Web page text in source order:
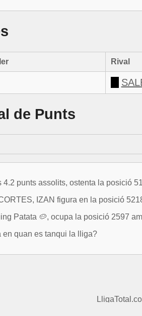
Rival
de Punts
4.2 punts assolits, ostenta la posició
IZAN figura en la posició
Patata 🥔, ocupa la posició 2597
en quan es tanqui la lliga?